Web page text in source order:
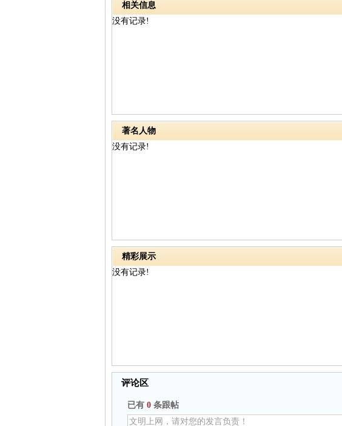
相关信息
没有记录!
著名人物
没有记录!
精彩展示
没有记录!
评论区
已有 0 条跟帖